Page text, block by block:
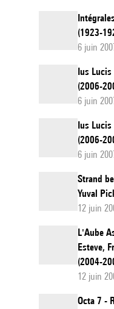
(1923-
6 juin
Ius Lucis
(2006-
6 juin
Ius Lucis
(2006-
6 juin
Strand
Yuval
12 juin
L'Aube
Esteve,
(2004-
12 juin
Octa 7 -